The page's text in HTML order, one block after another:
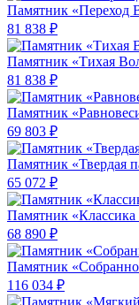
Памятник «Переход
81 838 ₽
Памятник «Тихая
81 838 ₽
Памятник
69 803 ₽
Памятник «Твердая
65 072 ₽
Памятник «Классика
68 890 ₽
Памятник
116 034 ₽